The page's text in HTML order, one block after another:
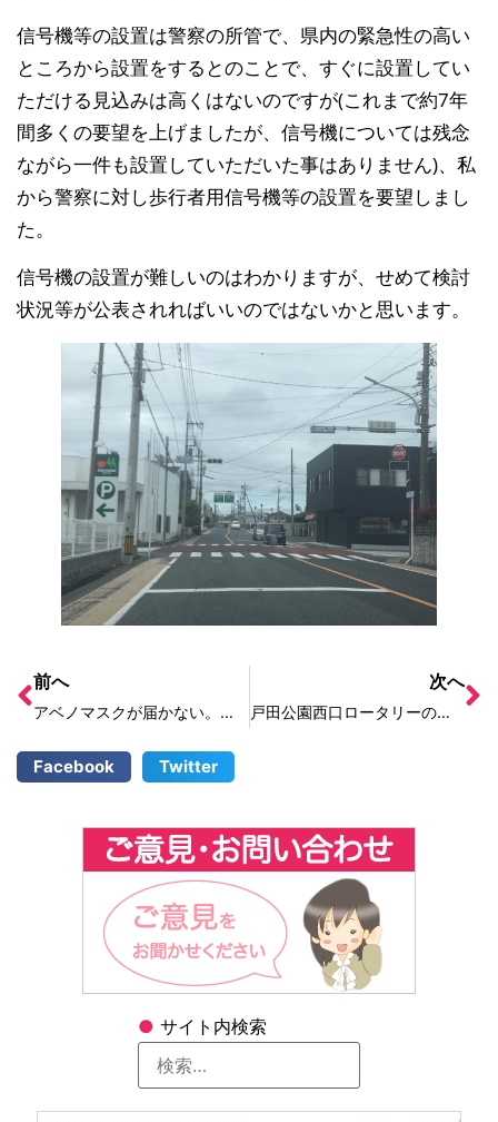
● サイト内検索
信号機等の設置は警察の所管で、県内の緊急性の高い
ところから設置をするとのことで、すぐに設置してい
ただける見込みは高くはないのですが(これまで約7年
間多くの要望を上げましたが、信号機については残念
ながら一件も設置していただいた事はありません)、私
から警察に対し歩行者用信号機等の設置を要望しまし
た。
信号機の設置が難しいのはわかりますが、せめて検討
状況等が公表されればいいのではないかと思います。
前へ
アベノマスクが届かない。戸田市にいつ届くのか。
次へ
戸田公園西口ロータリーのバス停留所が雨漏りをしている
Facebook Twitter